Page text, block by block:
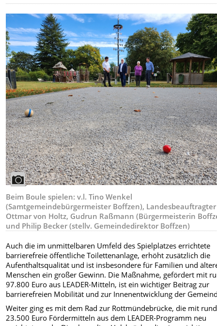
Bildrechte:ArL Leine-
Beim Boule spielen: v.l. Tino Wenkel
(Samtgemeindebürgermeister Boffzen), Landesbeauftragter
Ottmar von Holtz, Gudrun Raßmann (Bürgermeisterin
und Philip Becker (stellv. Gemeindedirektor Boffzen)
Auch die im unmittelbaren Umfeld des Spielplatzes errichtete
barrierefreie öffentliche Toilettenanlage, erhöht zusätzlich die
Aufenthaltsqualität und ist insbesondere für Familien und
Menschen ein großer Gewinn. Die Maßnahme, gefördert mit
97.800 Euro aus LEADER-Mitteln, ist ein wichtiger Beitrag zur
barrierefreien Mobilität und zur Innenentwicklung der
Weiter ging es mit dem Rad zur Rottmündebrücke, die mit rund
23.500 Euro Fördermitteln aus dem LEADER-Programm neu